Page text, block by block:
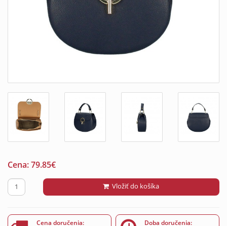
Cena:79.85€
Vložiť do košíka
Cena doručenia: Doba doručenia: